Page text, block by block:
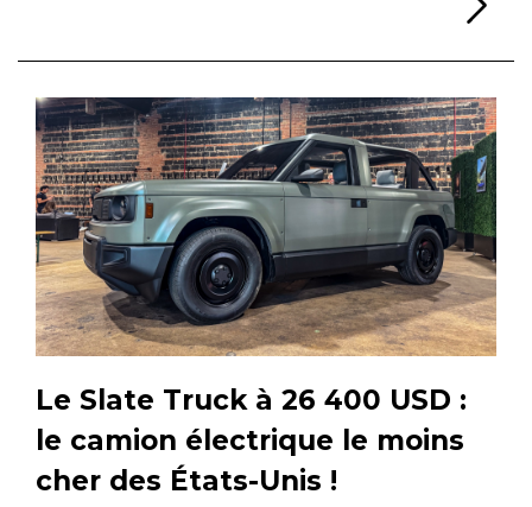
Le Slate Truck à 26 400 USD :
le camion électrique le moins
cher des États-Unis !